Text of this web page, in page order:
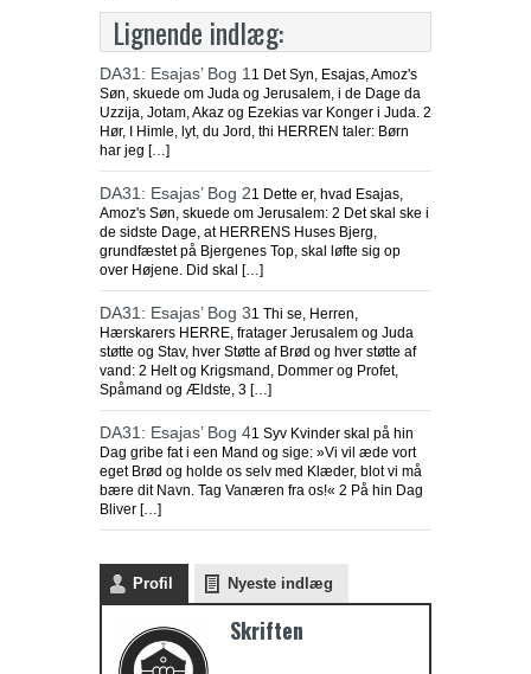
Lignende indlæg:
DA31: Esajas’ Bog 1 1 Det Syn, Esajas, Amoz's
Søn, skuede om Juda og Jerusalem, i de Dage da
Uzzija, Jotam, Akaz og Ezekias var Konger i Juda. 2
Hør, I Himle, lyt, du Jord, thi HERREN taler: Børn
har jeg […]
DA31: Esajas’ Bog 21 Dette er, hvad Esajas,
Amoz's Søn, skuede om Jerusalem: 2 Det skal ske i
de sidste Dage, at HERRENS Huses Bjerg,
grundfæstet på Bjergenes Top, skal løfte sig op
over Højene. Did skal […]
DA31: Esajas’ Bog 31 Thi se, Herren,
Hærskarers HERRE, fratager Jerusalem og Juda
støtte og Stav, hver Støtte af Brød og hver støtte af
vand: 2 Helt og Krigsmand, Dommer og Profet,
Spåmand og Ældste, 3 […]
DA31: Esajas’ Bog 41 Syv Kvinder skal på hin
Dag gribe fat i een Mand og sige: »Vi vil æde vort
eget Brød og holde os selv med Klæder, blot vi må
bære dit Navn. Tag Vanæren fra os!« 2 På hin Dag
Bliver […]
Profil Nyeste indlæg
Skriften